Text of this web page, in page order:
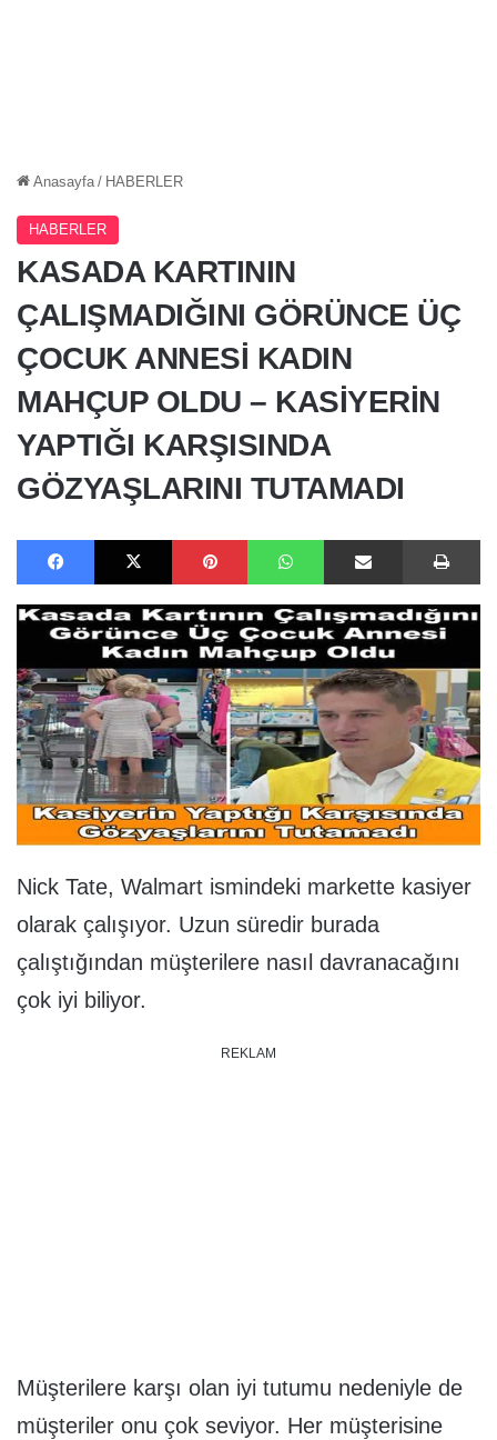
Anasayfa / HABERLER
HABERLER
KASADA KARTININ
ÇALIŞMADIĞINI GÖRÜNCE ÜÇ
ÇOCUK ANNESİ KADIN
MAHÇUP OLDU – KASİYERİN
YAPTIĞI KARŞISINDA
GÖZYAŞLARINI TUTAMADI
Facebook X Pinterest WhatsApp E-Posta ile paylaş
Nick Tate, Walmart ismindeki markette kasiyer
olarak çalışıyor. Uzun süredir burada
çalıştığından müşterilere nasıl davranacağını
çok iyi biliyor.
REKLAM
Müşterilere karşı olan iyi tutumu nedeniyle de
müşteriler onu çok seviyor. Her müşterisine